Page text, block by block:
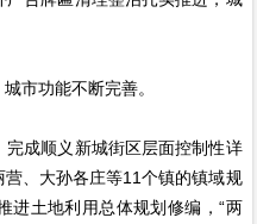
市功能不断完善。
成顺义新城街区层面控制性详
、大孙各庄等11个镇的镇域规
进土地利用总体规划修编，“两